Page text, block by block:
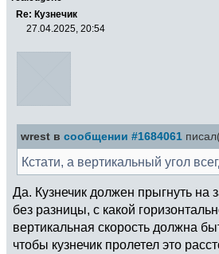
Re: Кузнечик
27.04.2025, 20:54
wrest в сообщении #1684061
Кстати, а вертикальный угол
Да. Кузнечик должен прыгнуть на
без разницы, с какой
вертикальная скорость должна
чтобы кузнечик пролетел это